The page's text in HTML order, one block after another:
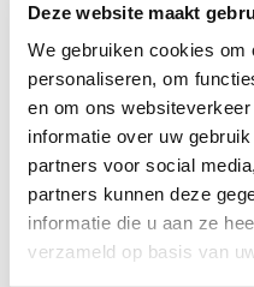
Deze website maakt
We gebruiken cookies
personaliseren, om
en om ons
informatie over uw
partners voor social
partners kunnen deze
informatie die u aan ze
verzameld op basis van
Beekers Holding B.V.
Beekers Holding B.V.
Berries B.V., Beekers
Europe B.V.), is een
in Made. De
de teelt, het
andere aardbeien,
bramen.